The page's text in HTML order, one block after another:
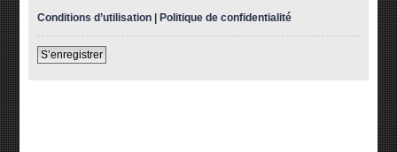
Conditions d’utilisation |Politique de confidentialité
S’enregistrer